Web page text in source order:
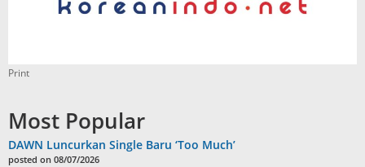
Print
Most Popular
DAWN Luncurkan Single Baru ‘Too Much’
posted on 08/07/2026